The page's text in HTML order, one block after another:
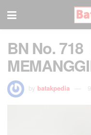
BN No. 718
by batakpedia